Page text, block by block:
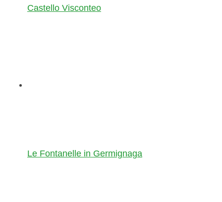
Castello Visconteo
Le Fontanelle in Germignaga